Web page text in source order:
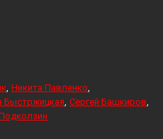
Никита Павленко
Быстржицкая Сергей Башкиров